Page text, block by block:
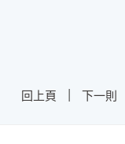
回上頁 | 下一則